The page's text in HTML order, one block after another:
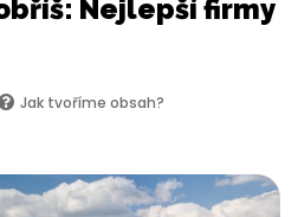
Nejlepší firmy
Jak tvoříme obsah?